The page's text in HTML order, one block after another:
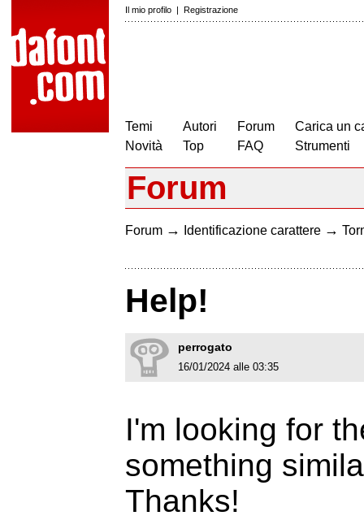
Il mio profilo | Registrazione
Temi
Novità
Autori
Top
Forum
FAQ
Carica un
Strumenti
Forum
Forum → Identificazione carattere →
Help!
perrogato
16/01/2024 alle 03:35
I'm looking for
something
Thanks!